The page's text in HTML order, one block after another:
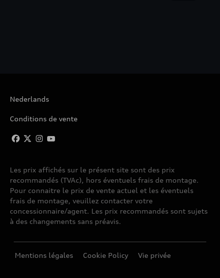
Nederlands
Conditions de vente
Les prix affichés sur le présent site sont des prix
recommandés (TVAc), hors éventuels frais de montage.
Pour connaitre le prix de vente actuel et les éventuels
frais de montage, veuillez contacter votre
concessionnaire/agent. Les prix recommandés sont sujets
à des changements sans préavis.
Mentions légales Cookie Policy Vie privée